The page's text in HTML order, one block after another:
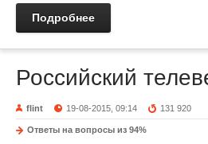
Подробнее
Российский
flint 19-08-2015, 09:14 131 920
Ответы на вопросы из 94%